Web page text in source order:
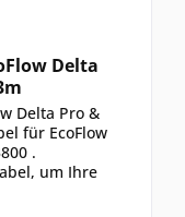
Delta
Delta Pro &
für EcoFlow
.
um Ihre
eine